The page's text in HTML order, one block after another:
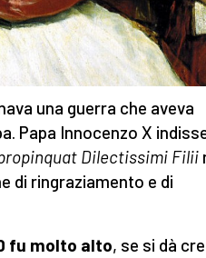
una guerra che aveva
Papa Innocenzo X
Dilectissimi Filii
di ringraziamento e di
fu molto alto, se si dà